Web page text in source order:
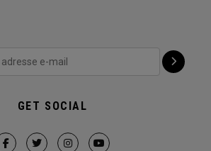
GET SOCIAL